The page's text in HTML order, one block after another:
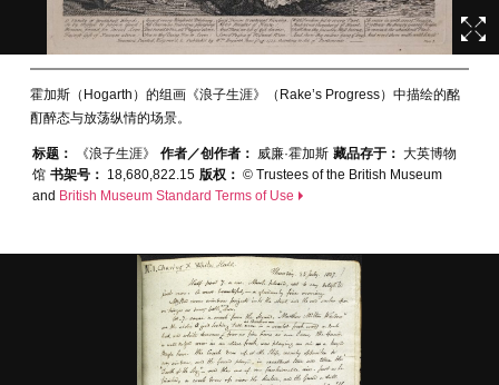
霍加斯（Hogarth）的组画《浪子生涯》（Rake’s Progress）中描绘的酩
酊醉态与放荡纵情的场景。
标题： 《浪子生涯》 作者／创作者： 威廉·霍加斯 藏品存于： 大英博物
馆 书架号： 18,680,822.15 版权： © Trustees of the British Museum
and British Museum Standard Terms of Use